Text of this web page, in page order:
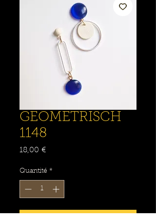
GEOMETRISCH
1148
18,00 €Prix
Quantité *